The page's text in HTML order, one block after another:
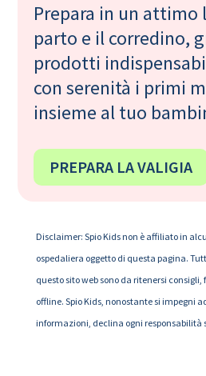
Prepara in un attimo
parto e il corredino,
prodotti
con serenità i primi
insieme al tuo
PREPARA LA VALIGIA
Disclaimer: Spio Kids non è affiliato in
ospedaliera oggetto di questa pagina.
questo sito web sono da ritenersi
offline. Spio Kids, nonostante si impegni
informazioni, declina ogni responsabilità